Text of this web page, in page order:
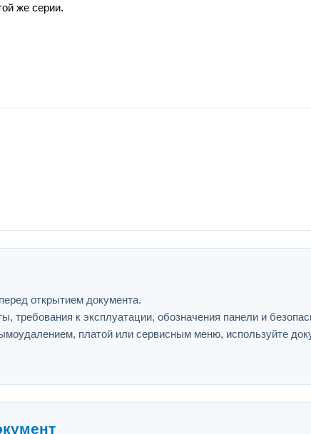
же серии.
открытием документа.
требования к эксплуатации, обозначения панели и
платой или сервисным меню, используйте